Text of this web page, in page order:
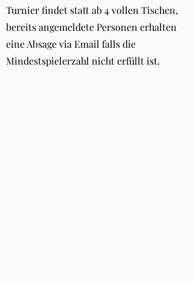
Turnier findet statt ab 4 vollen Tischen,
bereits angemeldete Personen erhalten
eine Absage via Email falls die
Mindestspielerzahl nicht erfüllt ist.